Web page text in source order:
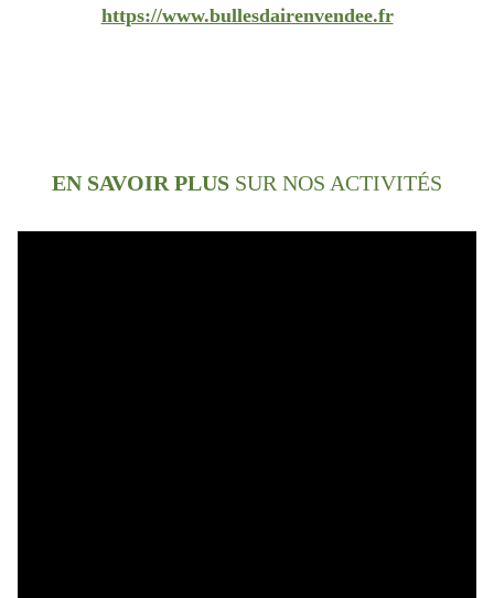
https://www.bullesdairenvendee.fr
EN SAVOIR PLUS SUR NOS ACTIVITÉS